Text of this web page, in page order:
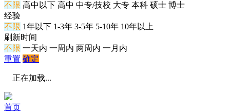
不限 高中以下 高中 中专/技校 大专 本科 硕士 博士
经验
不限 1年以下 1-3年 3-5年 5-10年 10年以上
刷新时间
不限 一天内 一周内 两周内 一月内
重置 确定
正在加载...
首页